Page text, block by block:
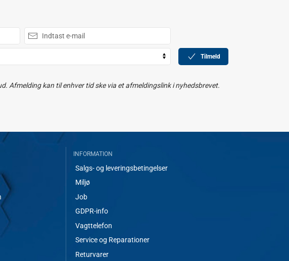
Tilmeld
Afmelding kan til enhver tid ske via et afmeldingslink i nyhedsbrevet.
INFORMATION
Salgs- og leveringsbetingelser
Miljø
Job
GDPR-info
Vagttelefon
Service og Reparationer
Returvarer